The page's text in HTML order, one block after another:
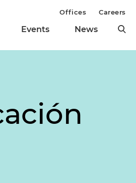
Events News
Offices Careers